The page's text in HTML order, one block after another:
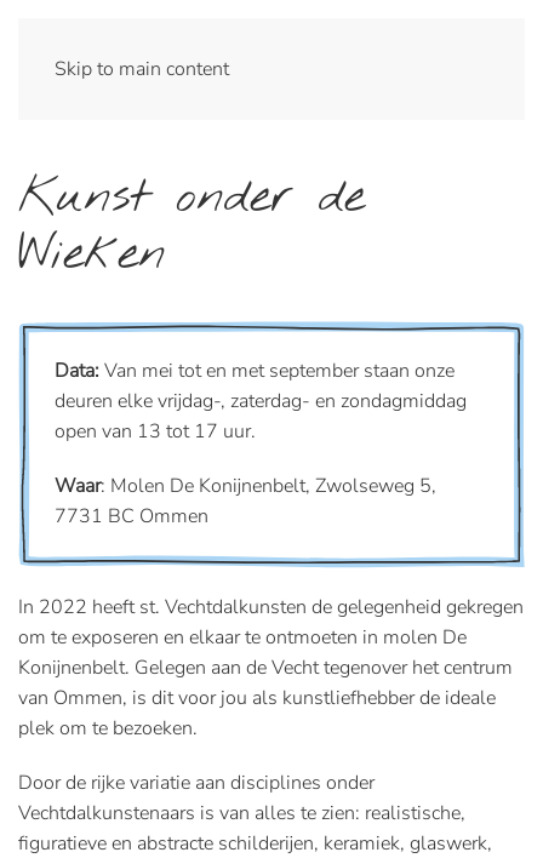
Skip to main content
Kunst onder de
Wieken
Data: Van mei tot en met september staan onze
deuren elke vrijdag-, zaterdag- en zondagmiddag
open van 13 tot 17 uur.
Waar: Molen De Konijnenbelt, Zwolseweg 5,
7731 BC Ommen
In 2022 heeft st. Vechtdalkunsten de gelegenheid gekregen
om te exposeren en elkaar te ontmoeten in molen De
Konijnenbelt. Gelegen aan de Vecht tegenover het centrum
van Ommen, is dit voor jou als kunstliefhebber de ideale
plek om te bezoeken.
Door de rijke variatie aan disciplines onder
Vechtdalkunstenaars is van alles te zien: realistische,
figuratieve en abstracte schilderijen, keramiek, glaswerk,